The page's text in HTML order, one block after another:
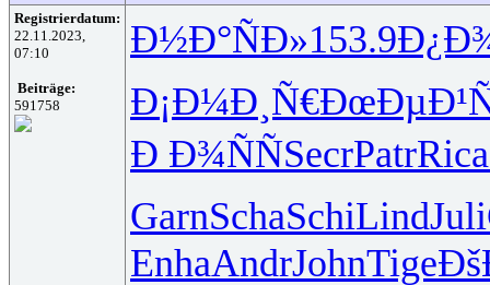
Registrierdatum:
22.11.2023,
07:10
Beiträge:
591758
Ð½Ð°ÑÐ»153.9
Ð¡Ð¼Ð¸Ñ€
Ð Ð¾ÑÑSecrPatrRica
GarnSchaSchiLindJuli
EnhaAndrJohnTige